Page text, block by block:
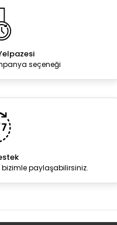
seçeneği
bizimle paylaşabilirsiniz.